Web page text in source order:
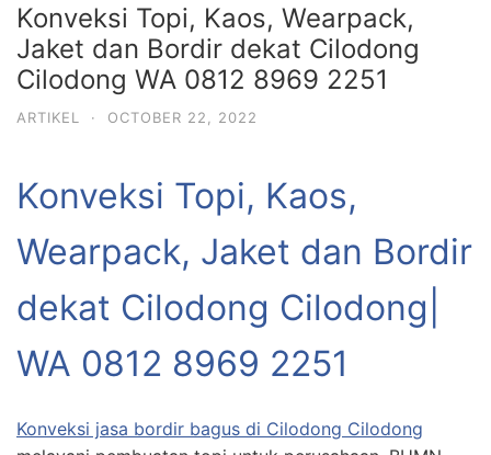
Konveksi Topi, Kaos, Wearpack,
Jaket dan Bordir dekat Cilodong
Cilodong WA 0812 8969 2251
ARTIKEL · OCTOBER 22, 2022
Konveksi Topi, Kaos,
Wearpack, Jaket dan Bordir
dekat Cilodong Cilodong|
WA 0812 8969 2251
Konveksi jasa bordir bagus di Cilodong Cilodong